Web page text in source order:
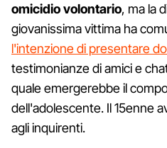
omicidio volontario, ma la
giovanissima vittima ha
l'intenzione di presentare
testimonianze di amici e
quale emergerebbe il
dell'adolescente. Il 15enne
agli inquirenti.